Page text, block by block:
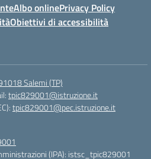
Albo onlinePrivacy Policy
Obiettivi di accessibilità
Salemi (TP)
tpic829001@istruzione.it
tpic829001@pec.istruzione.it
(IPA): istsc_tpic829001